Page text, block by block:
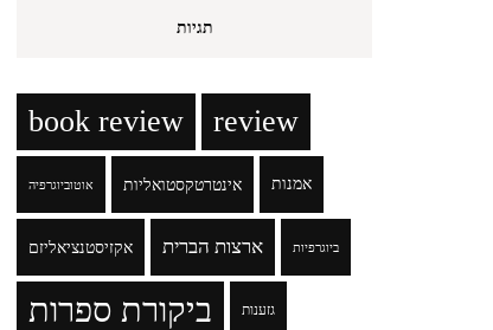
תגיות
book review review
אוטוביוגרפיה אינטרטקסטואליות אמנות
אקזיסטנציאליזם ארצות הברית ביוגרפיות
ביקורת ספרות גזענות